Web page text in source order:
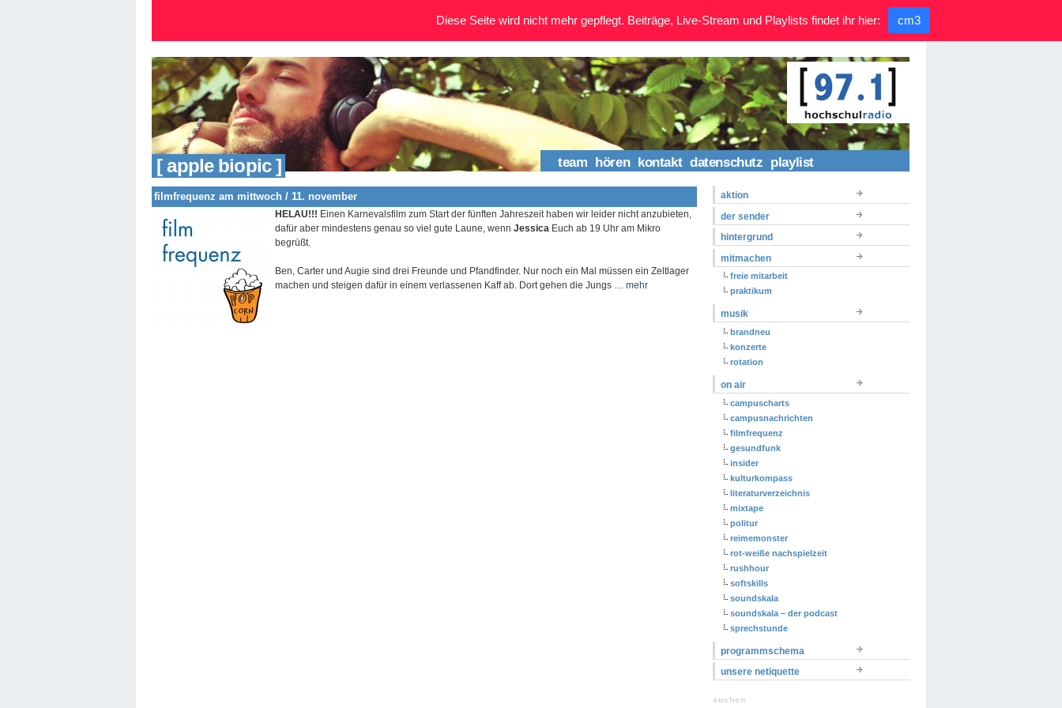
[ apple biopic ] team hören kontakt datenschutz playlist
filmfrequenz am mittwoch / 11. november
HELAU!!! Einen Karnevalsfilm zum Start der fünften Jahreszeit haben wir leider nicht anzubieten,
dafür aber mindestens genau so viel gute Laune, wenn Jessica Euch ab 19 Uhr am Mikro
begrüßt.
Ben, Carter und Augie sind drei Freunde und Pfandfinder. Nur noch ein Mal müssen ein Zeltlager
machen und steigen dafür in einem verlassenen Kaff ab. Dort gehen die Jungs … mehr
aktion
der sender
hintergrund
mitmachen
freie mitarbeit
praktikum
musik
brandneu
konzerte
rotation
on air
campuscharts
campusnachrichten
filmfrequenz
gesundfunk
insider
kulturkompass
literaturverzeichnis
mixtape
politur
reimemonster
rot-weiße nachspielzeit
rushhour
softskills
soundskala
soundskala – der podcast
sprechstunde
programmschema
unsere netiquette
suchen
Diese Seite wird nicht mehr gepflegt. Beiträge, Live-Stream und Playlists findet ihr hier: cm3